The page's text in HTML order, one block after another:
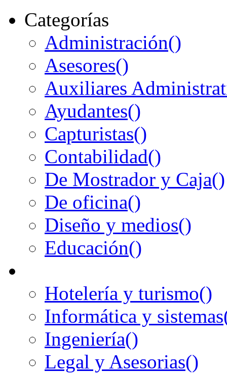
Categorías
Administración()
Asesores()
Auxiliares
Ayudantes()
Capturistas()
Contabilidad()
De Mostrador y Caja()
De oficina()
Diseño y medios()
Educación()
Hotelería y turismo()
Informática y sistemas
Ingeniería()
Legal y Asesorias()